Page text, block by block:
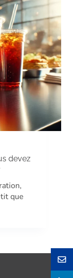
devez
que